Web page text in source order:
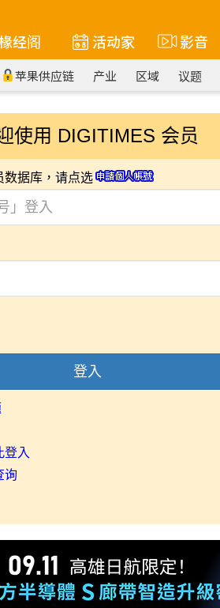
经阁 活动家 影音
苹果供应链 产业 区域 议题
使用 DIGITIMES 会员
据库，请点选
登入
登入
询